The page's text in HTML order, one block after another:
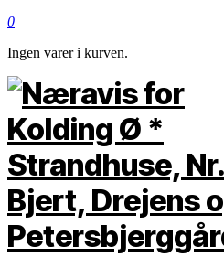
0
Ingen varer i kurven.